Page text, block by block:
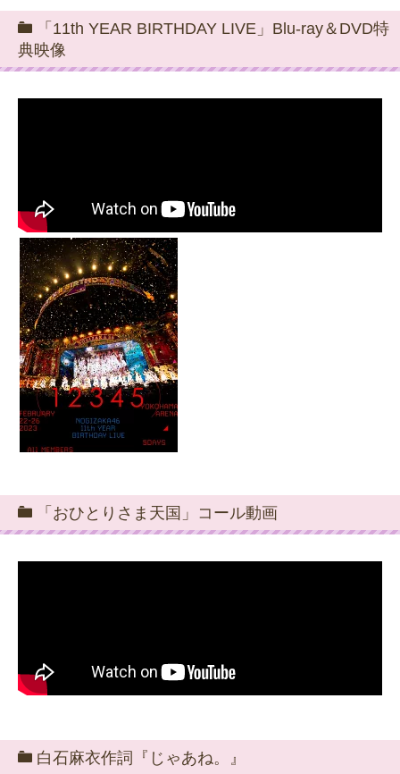
「11th YEAR BIRTHDAY LIVE」Blu-ray＆DVD特
典映像
「おひとりさま天国」コール動画
白石麻衣作詞『じゃあね。』